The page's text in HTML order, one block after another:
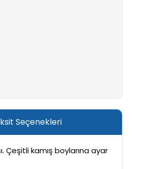
Seçenekleri
Çeşitli kamış boylarına ayar